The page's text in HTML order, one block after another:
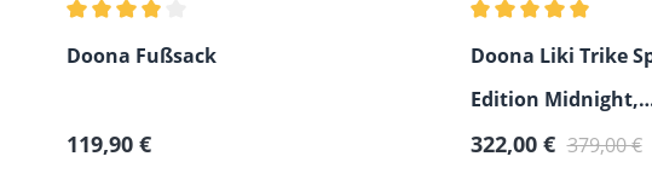
Doona Fußsack
Regulärer Preis:
119,90 €
Doona Liki Trike
Edition Midnight,
LEDEROPTIK
Verkaufspreis:
322,00 € Regulärer
379,00 €